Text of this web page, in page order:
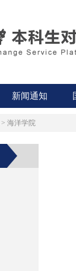
新闻通知
> 海洋学院